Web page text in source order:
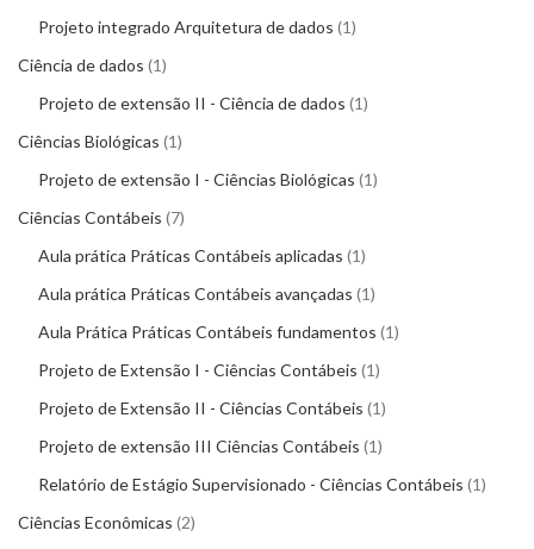
Projeto integrado Arquitetura de dados 1
Ciência de dados 1
Projeto de extensão II - Ciência de dados 1
Ciências Biológicas 1
Projeto de extensão I - Ciências Biológicas 1
Ciências Contábeis 7
Aula prática Práticas Contábeis aplicadas 1
Aula prática Práticas Contábeis avançadas 1
Aula Prática Práticas Contábeis fundamentos 1
Projeto de Extensão I - Ciências Contábeis 1
Projeto de Extensão II - Ciências Contábeis 1
Projeto de extensão III Ciências Contábeis 1
Relatório de Estágio Supervisionado - Ciências Contábeis 1
Ciências Econômicas 2